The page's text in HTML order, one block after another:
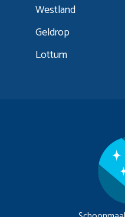
Westland
Geldrop
Lottum